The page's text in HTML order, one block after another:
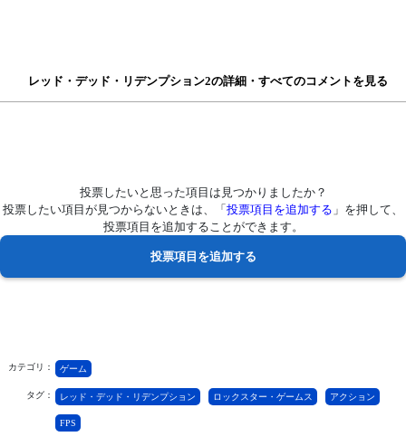
レッド・デッド・リデンプション2の詳細・すべてのコメントを見る
投票したいと思った項目は見つかりましたか？
投票したい項目が見つからないときは、「 投票項目を追加する 」を押して、
投票項目を追加することができます。
カテゴリ： ゲーム
タグ： レッド・デッド・リデンプション ロックスター・ゲームス アクション
FPS